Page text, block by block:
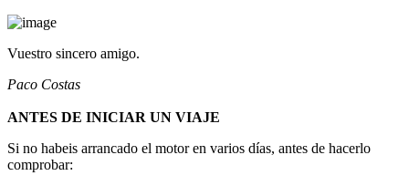
Vuestro sincero amigo.
Paco Costas
ANTES DE INICIAR UN VIAJE
Si no habeis arrancado el motor en varios días, antes de hacerlo
comprobar: